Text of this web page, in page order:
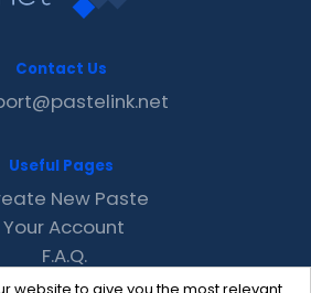
Contact Us
Useful Pages
New Paste
Your Account
F.A.Q.
Recent